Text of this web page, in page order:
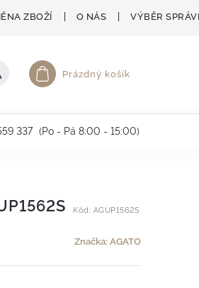
ZBOŽÍ O NÁS VÝBĚR
Nákupní košík
Prázdný košík
337 (Po - Pá 8:00 - 15:00)
Kód: AGUP1562S
Značka: AGATO